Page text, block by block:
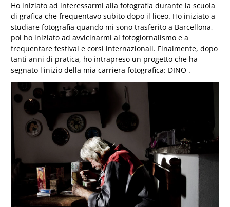
Ho iniziato ad interessarmi alla fotografia durante la scuola
di grafica che frequentavo subito dopo il liceo. Ho iniziato a
studiare fotografia quando mi sono trasferito a Barcellona, ​​
poi ho iniziato ad avvicinarmi al fotogiornalismo e a
frequentare festival e corsi internazionali. Finalmente, dopo
tanti anni di pratica, ho intrapreso un progetto che ha
segnato l'inizio della mia carriera fotografica: DINO .